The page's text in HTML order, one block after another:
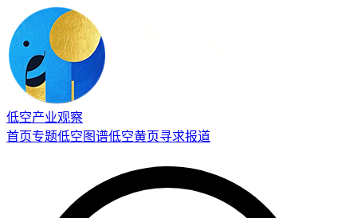
低空产业观察
首页专题低空图谱低空黄页寻求报道